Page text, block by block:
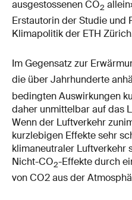
ausgestossenen CO2
Erstautorin der Studie und
Klimapolitik der ETH
Im Gegensatz zur
die über Jahrhunderte
bedingten Auswirkungen
daher unmittelbar auf das
Wenn der Luftverkehr
kurzlebigen Effekte sehr
klimaneutraler Luftverkehr
Nicht-CO2-Effekte durch
von CO2 aus der